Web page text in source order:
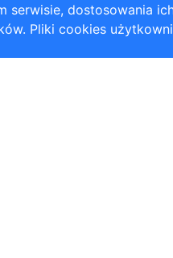
dostosowania
Pliki cookies